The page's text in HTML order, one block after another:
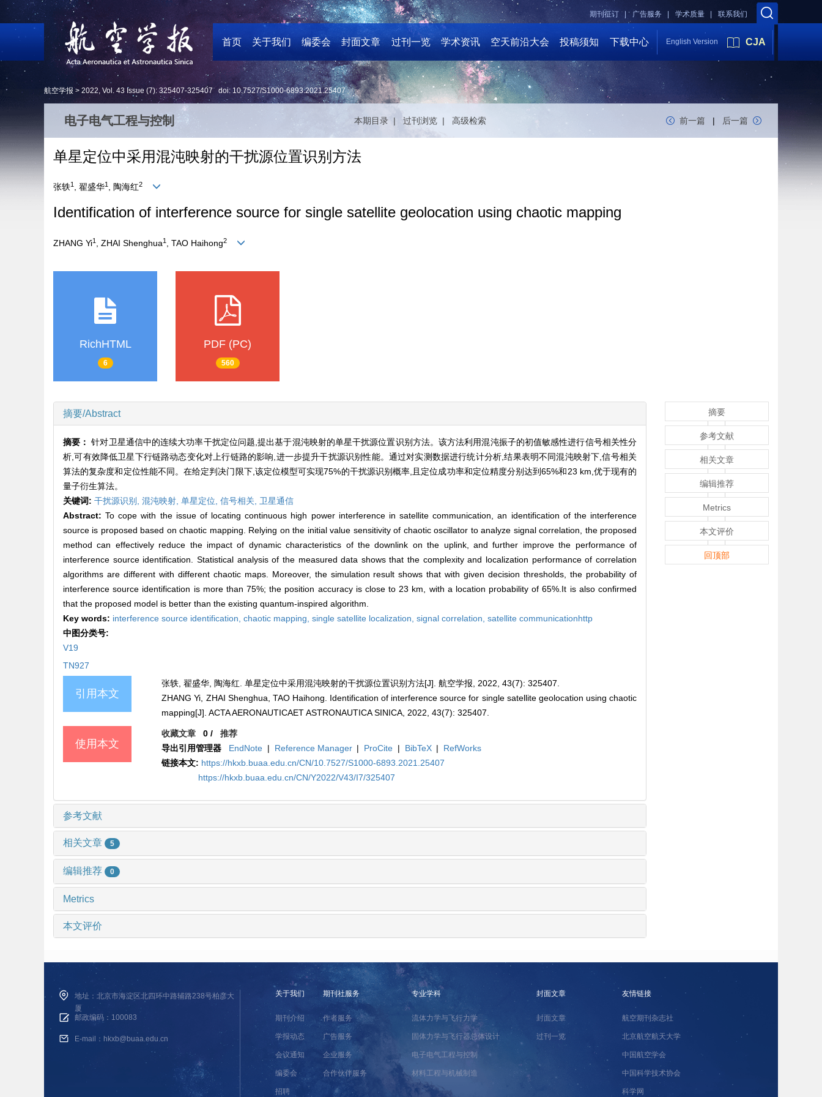
联系我们
学术质量 |
广告服务 |
期刊征订 |
首页 关于我们 编委会 封面文章 过刊一览 学术资讯 空天前沿大会 投稿须知 下载中心 English Version CJA
航空学报 > 2022, Vol. 43 Issue (7): 325407-325407 doi:10.7527/S1000-6893.2021.25407
电子电气工程与控制 本期目录 | 过刊浏览 | 高级检索 前一篇 | 后一篇
单星定位中采用混沌映射的干扰源位置识别方法
张轶1 , 翟盛华1 , 陶海红2
Identification of interference source for single satellite geolocation using chaotic mapping
ZHANG Yi1 , ZHAI Shenghua1 , TAO Haihong2
RichHTML
6
PDF (PC)
560
摘要/Abstract
摘要：针对卫星通信中的连续大功率干扰定位问题,提出基于混沌映射的单星干扰源位置识别方法。该方法利用混沌振子的初值敏感性进行信号相关性分
析,可有效降低卫星下行链路动态变化对上行链路的影响,进一步提升干扰源识别性能。通过对实测数据进行统计分析,结果表明不同混沌映射下,信号相关
算法的复杂度和定位性能不同。在给定判决门限下,该定位模型可实现75%的干扰源识别概率,且定位成功率和定位精度分别达到65%和23 km,优于现有的
量子衍生算法。
关键词: 干扰源识别, 混沌映射, 单星定位, 信号相关, 卫星通信
Abstract:To cope with the issue of locating continuous high power interference in satellite communication, an identification of the interference
source is proposed based on chaotic mapping. Relying on the initial value sensitivity of chaotic oscillator to analyze signal correlation, the proposed
method can effectively reduce the impact of dynamic characteristics of the downlink on the uplink, and further improve the performance of
interference source identification. Statistical analysis of the measured data shows that the complexity and localization performance of correlation
algorithms are different with different chaotic maps. Moreover, the simulation result shows that with given decision thresholds, the probability of
interference source identification is more than 75%; the position accuracy is close to 23 km, with a location probability of 65%.It is also confirmed
that the proposed model is better than the existing quantum-inspired algorithm.
Key words: interference source identification, chaotic mapping, single satellite localization, signal correlation, satellite communicationhttp
中图分类号:
V19
TN927
引用本文
张轶, 翟盛华, 陶海红. 单星定位中采用混沌映射的干扰源位置识别方法[J]. 航空学报, 2022, 43(7): 325407.
ZHANG Yi, ZHAI Shenghua, TAO Haihong. Identification of interference source for single satellite geolocation using chaotic
mapping[J]. ACTA AERONAUTICAET ASTRONAUTICA SINICA, 2022, 43(7): 325407.
使用本文
收藏文章 0 /推荐
导出引用管理器
EndNote | Reference Manager | ProCite | BibTeX |
RefWorks
链接本文: https://hkxb.buaa.edu.cn/CN/10.7527/S1000-6893.2021.25407
https://hkxb.buaa.edu.cn/CN/Y2022/V43/I7/325407
参考文献
相关文章 5
编辑推荐 0
Metrics
本文评价
摘要
参考文献
相关文章
编辑推荐
Metrics
本文评价
回顶部
地址：北京市海淀区北四环中路辅路238号柏彦大
厦
邮政编码：100083
E-mail：hkxb@buaa.edu.cn
关于我们
期刊介绍
学报动态
会议通知
编委会
招聘
期刊社服务
作者服务
广告服务
企业服务
合作伙伴服务
专业学科
流体力学与飞行力学
固体力学与飞行器总体设计
电子电气工程与控制
材料工程与机械制造
封面文章
封面文章
过刊一览
友情链接
航空期刊杂志社
北京航空航天大学
中国航空学会
中国科学技术协会
科学网